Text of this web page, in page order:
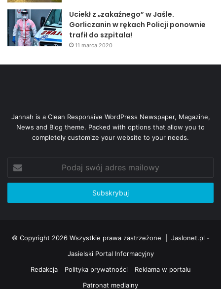
Uciekł z „zakaźnego” w Jaśle.
Gorliczanin w rękach Policji ponownie
trafił do szpitala!
11 marca 2020
Jannah is a Clean Responsive WordPress Newspaper, Magazine,
News and Blog theme. Packed with options that allow you to
completely customize your website to your needs.
swój
adres
© Copyright 2026 Wszystkie prawa zastrzeżone | Jaslonet.pl -
Jasielski Portal Informacyjny
Redakcja
Polityka prywatności
Reklama w portalu
Patronat medialny